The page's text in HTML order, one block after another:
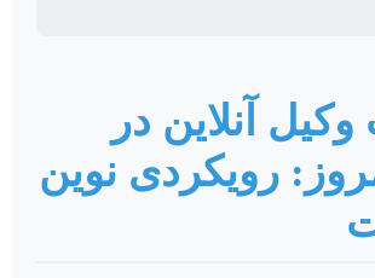
آنلاین در
رویکردی نوین